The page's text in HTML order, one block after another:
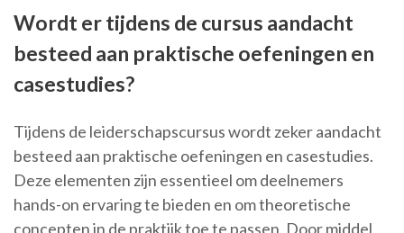
Wordt er tijdens de cursus aandacht
besteed aan praktische oefeningen en
casestudies?
Tijdens de leiderschapscursus wordt zeker aandacht
besteed aan praktische oefeningen en casestudies.
Deze elementen zijn essentieel om deelnemers
hands-on ervaring te bieden en om theoretische
concepten in de praktijk toe te passen. Door middel